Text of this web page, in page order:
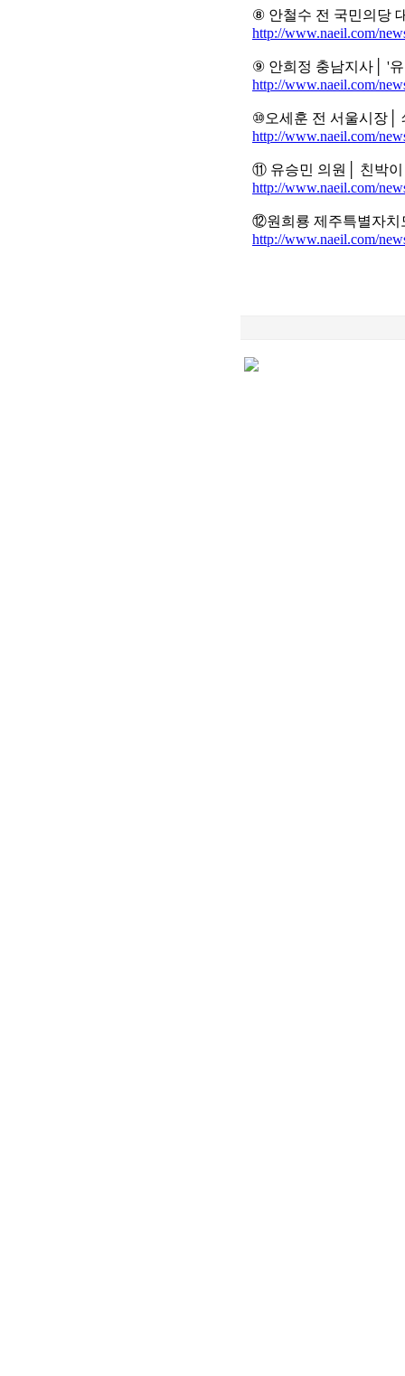
⑧ 안철수 전 국민의당
http://www.naeil.com/
⑨ 안희정 충남지사│ '유
http://www.naeil.com/
⑩오세훈 전 서울시장│
http://www.naeil.com/
⑪ 유승민 의원│ 친박이
http://www.naeil.com/
⑫원희룡 제주특별자치
http://www.naeil.com/